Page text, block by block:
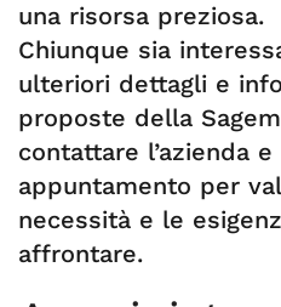
una risorsa preziosa.
Chiunque sia
ulteriori dettagli e
proposte della
contattare l’azienda
appuntamento per
necessità e le
affrontare.